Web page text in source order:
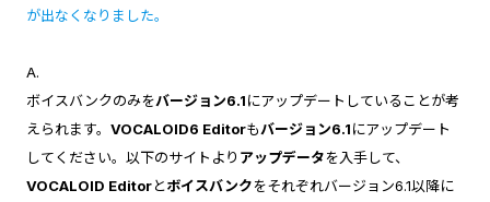
が出なくなりました。
A.
ボイスバンクのみをバージョン6.1にアップデートしていることが考
えられます。 VOCALOID6 Editorもバージョン6.1にアップデート
してください。以下のサイトより アップデータを入手して、
VOCALOID Editorとボイスバンクをそれぞれバージョン6.1以降に